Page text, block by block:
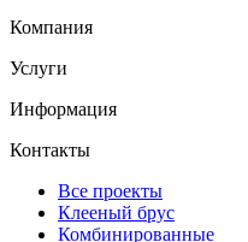
Компания
Услуги
Информация
Контакты
Все проекты
Клееный брус
Комбинированные